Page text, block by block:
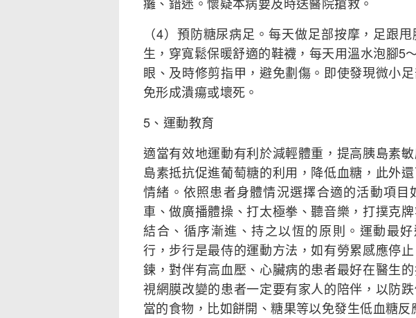
（4）預防糖尿病足。每天做足部按摩，足跟
生，穿寬鬆保暖舒適的鞋襪，每天用溫水泡腳5
眼、及時修剪指甲，避免劃傷。即使發現微小
免形成潰瘍或壞死。
5、運動教育
適當有效地運動有利於減輕體重，提高胰島素
島素抵抗促進葡萄糖的利用，降低血糖，此外
情緒。依照患者身體情況選擇合適的活動項
車、做廣播體操、打太極拳、聽音樂，打撲克
結合、循序漸進、持之以恆的原則。運動最
行，步行是最侍的運動方法，如有勞累感應停
鍊，對伴有高血壓、心臟病的患者最好在醫生
視網膜改變的患者一定要有家人的陪伴，以防
當的食物，比如餅開、糖果等以免發生低血糖反